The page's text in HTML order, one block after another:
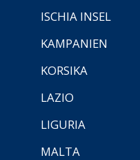
ISCHIA INSEL
KAMPANIEN
KORSIKA
LAZIO
LIGURIA
MALTA